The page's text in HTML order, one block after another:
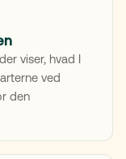
viser, hvad I
ved
den